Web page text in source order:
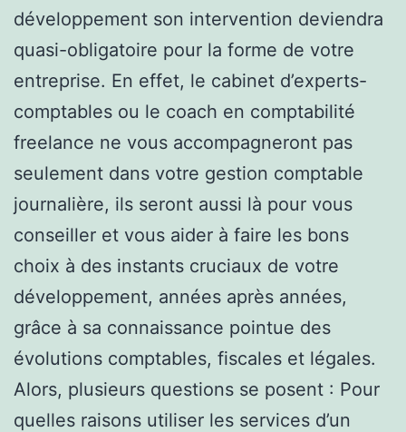
développement son intervention deviendra
quasi-obligatoire pour la forme de votre
entreprise. En effet, le cabinet d’experts-
comptables ou le coach en comptabilité
freelance ne vous accompagneront pas
seulement dans votre gestion comptable
journalière, ils seront aussi là pour vous
conseiller et vous aider à faire les bons
choix à des instants cruciaux de votre
développement, années après années,
grâce à sa connaissance pointue des
évolutions comptables, fiscales et légales.
Alors, plusieurs questions se posent : Pour
quelles raisons utiliser les services d’un